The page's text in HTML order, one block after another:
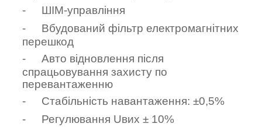
-
ШІМ-управління
-
Вбудований фільтр електромагнітних
перешкод
-
Авто відновлення після
спрацьовування захисту по
перевантаженню
-
Стабільність навантаження: ±0,5%
-
Регулювання Uвих ± 10%